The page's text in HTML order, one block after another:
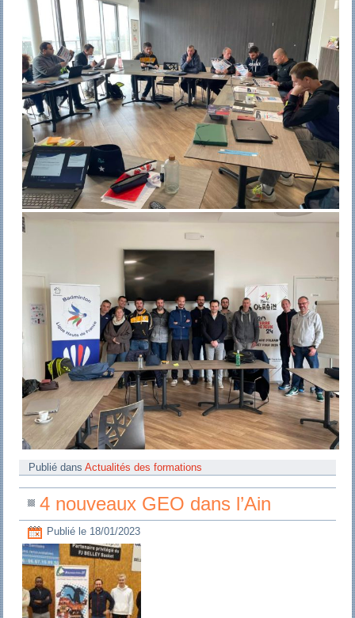
Publié dans Actualités des formations
4 nouveaux GEO dans l’Ain
Publié le 18/01/2023